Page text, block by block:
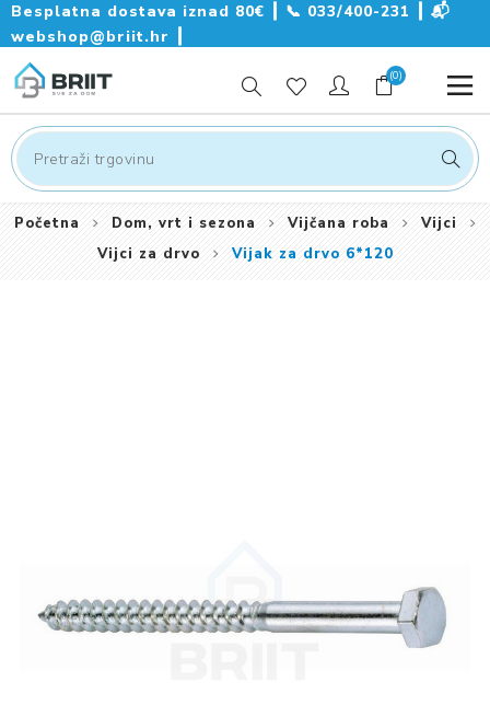
Besplatna dostava iznad 80€ ┃ 📞 033/400-231
📬
webshop@briit.hr
(0)
Početna Dom, vrt i sezona Vijčana roba
Vijci
Vijci za drvo
Vijak za drvo 6*120